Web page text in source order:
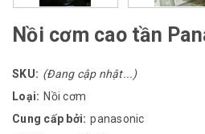
Nồi cơm cao tần
SKU: (Đang cập nhật...)
Loại: Nồi cơm
Cung cấp bởi: panasonic